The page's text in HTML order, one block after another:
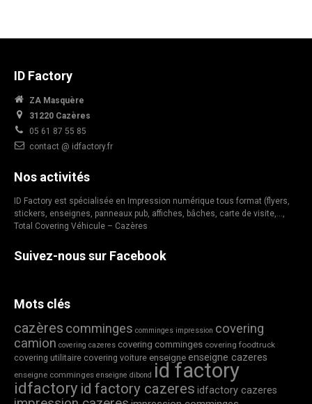
ID Factory
ZA Masquère
31220 Cazères
05 61 87 55 85
contact @ idfactory.fr
Nos activités
ID Factory est spécialisée en Impression numérique tous format (flyers,
stickers, enseignes, panneaux pub, affiches, bâches, carte de visite,…,
Total Covering Véhicule – Cazères
Suivez-nous sur Facebook
Mots clés
cazères comminges comminges impression covering
camion covering cazeres covering comminges covering foodtruck
covering utilitaire covering voiture enseigne enseigne cazeres
enseigne comminges enseigne dibond id factory
idfactory id factory cazeres idfactory cazeres